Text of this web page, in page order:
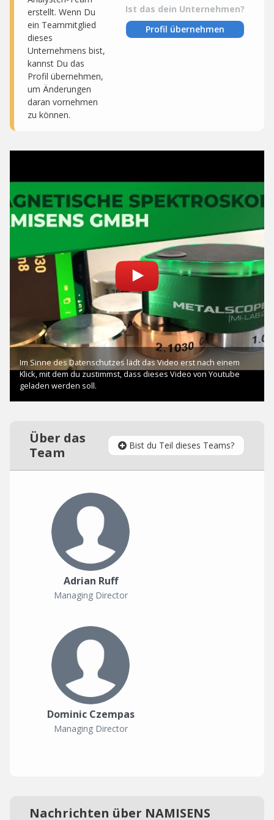
erstellt. Wenn Du
ein Teammitglied
dieses
Unternehmens bist,
kannst Du das
Profil übernehmen,
um Änderungen
daran vornehmen
zu können.
Ist das dein Unternehmen?
Profil übernehmen
Über das
Team
Bist du Teil dieses Teams?
Adrian Ruff
Managing Director
Dominic Czempas
Managing Director
Nachrichten über NAMISENS